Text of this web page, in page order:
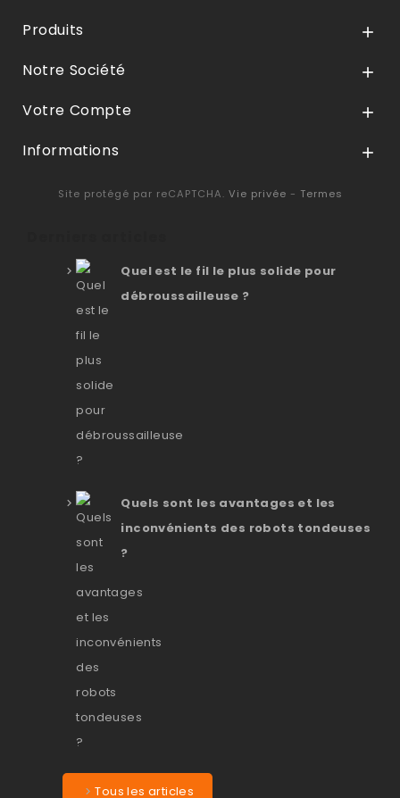
Produits 
Notre Société 
Votre Compte 
Informations 
Site protégé par reCAPTCHA. Vie privée - Termes
Quel est le fil le plus solide pour
débroussailleuse ?
Quels sont les avantages et les
inconvénients des robots tondeuses
?
Tous les articles